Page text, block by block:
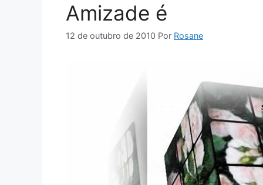
Amizade é
12 de outubro de 2010 Por Rosane